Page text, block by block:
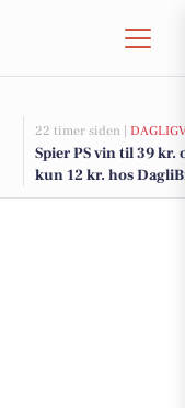
22 timer siden |
Spier PS vin til 39
kun 12 kr. hos